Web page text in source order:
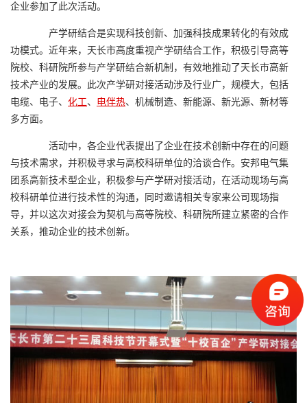
企业参加了此次活动。
产学研结合是实现科技创新、加强科技成果转化的有效成
功模式。近年来，天长市高度重视产学研结合工作，积极引导高等
院校、科研院所参与产学研结合新机制，有效地推动了天长市高新
技术产业的发展。此次产学研对接活动涉及行业广，规模大，包括
电缆、电子、 化工、 电伴热、机械制造、新能源、新光源、新材等
多方面。
活动中，各企业代表提出了企业在技术创新中存在的问题
与技术需求，并积极寻求与高校科研单位的洽谈合作。安邦电气集
团系高新技术型企业，积极参与产学研对接活动，在活动现场与高
校科研单位进行技术性的沟通，同时邀请相关专家来公司现场指
导，并以这次对接会为契机与高等院校、科研院所建立紧密的合作
关系，推动企业的技术创新。